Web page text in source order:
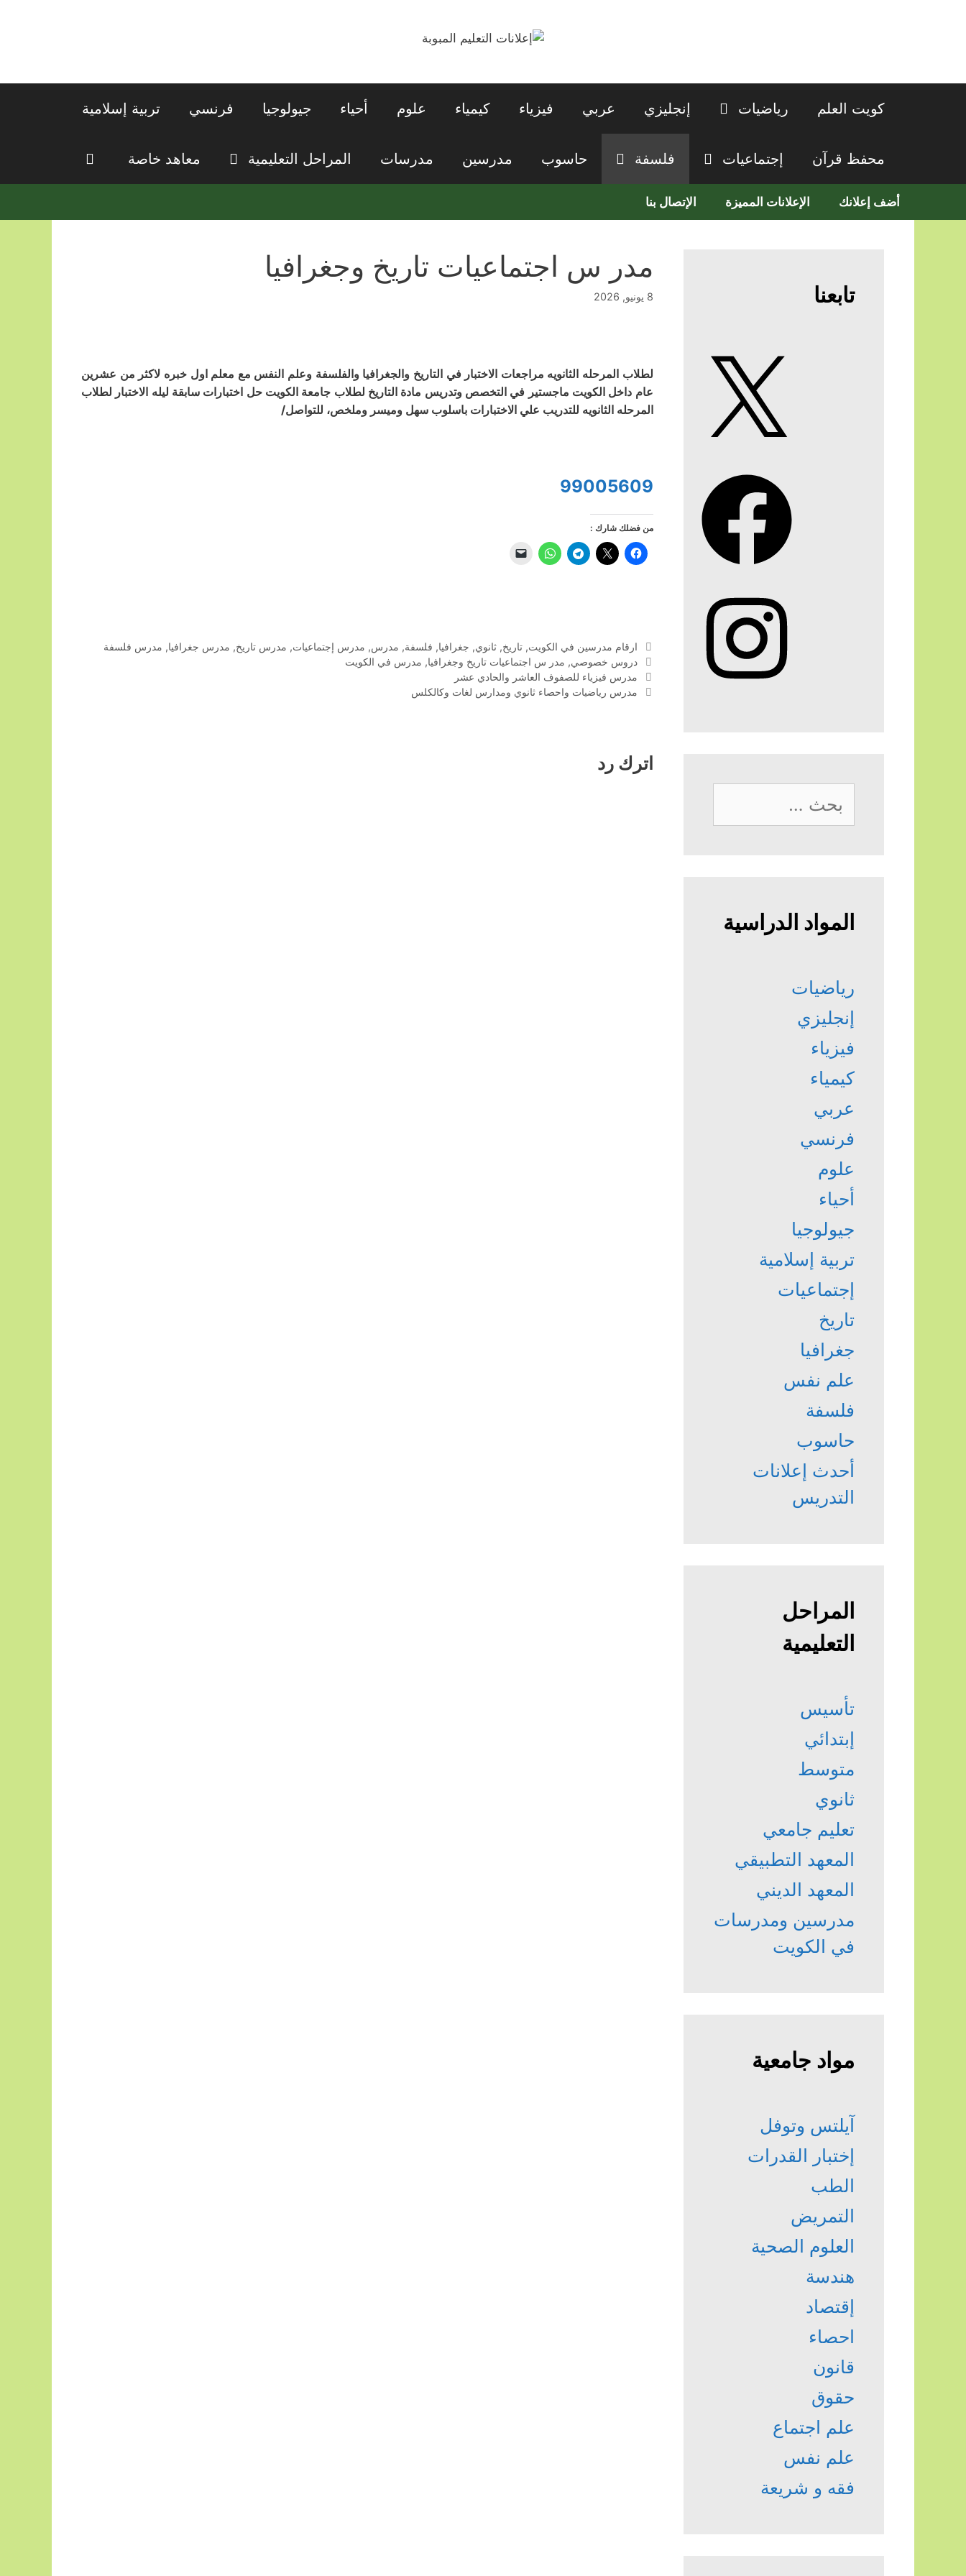
كويت العلم رياضيات إنجليزي عربي فيزياء كيمياء علوم أحياء جيولوجيا فرنسي تربية إسلامية
محفظ قرآن إجتماعيات فلسفة حاسوب مدرسين مدرسات المراحل التعليمية معاهد خاصة
أضف إعلانك الإعلانات المميزة الإتصال بنا
مدر س اجتماعيات تاريخ وجغرافيا
8 يونيو, 2026
لطلاب المرحله الثانويه مراجعات الاختبار في التاريخ والجغرافيا والفلسفة وعلم النفس مع معلم اول خبره لاكثر من عشرين
عام داخل الكويت ماجستير في التخصص وتدريس مادة التاريخ لطلاب جامعة الكويت حل اختبارات سابقة ليله الاختبار لطلاب
المرحله الثانويه للتدريب علي الاختبارات باسلوب سهل وميسر وملخص، للتواصل/
99005609
من فضلك شارك :
التصنيفات
ارقام مدرسين في الكويت, تاريخ, ثانوي, جغرافيا, فلسفة, مدرس, مدرس إجتماعيات, مدرس تاريخ, مدرس جغرافيا, مدرس فلسفة
الوسوم
دروس خصوصي, مدر س اجتماعيات تاريخ وجغرافيا, مدرس في الكويت
مدرس فيزياء للصفوف العاشر والحادي عشر
مدرس رياضيات واحصاء ثانوي ومدارس لغات وكالكلس
اترك رد
تابعنا
Facebook
Instagram
عن:
المواد الدراسية
رياضيات
إنجليزي
فيزياء
كيمياء
عربي
فرنسي
علوم
أحياء
جيولوجيا
تربية إسلامية
إجتماعيات
تاريخ
جغرافيا
علم نفس
فلسفة
حاسوب
أحدث إعلانات
التدريس
المراحل
التعليمية
تأسيس
إبتدائي
متوسط
ثانوي
تعليم جامعي
المعهد التطبيقي
المعهد الديني
مدرسين ومدرسات
في الكويت
مواد جامعية
آيلتس وتوفل
إختبار القدرات
الطب
التمريض
العلوم الصحية
هندسة
إقتصاد
احصاء
قانون
حقوق
علم اجتماع
علم نفس
فقه و شريعة